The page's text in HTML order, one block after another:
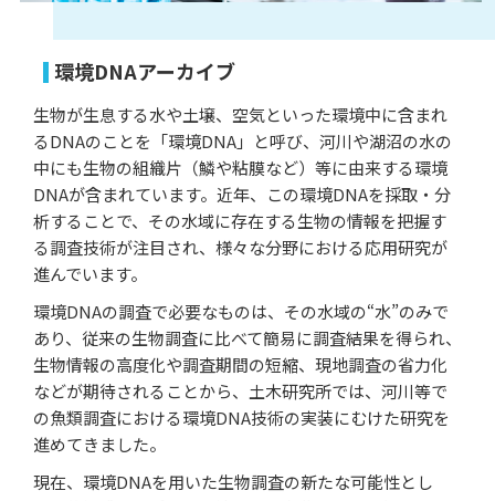
環境DNAアーカイブ
生物が生息する水や土壌、空気といった環境中に含まれ
るDNAのことを「環境DNA」と呼び、河川や湖沼の水の
中にも生物の組織片（鱗や粘膜など）等に由来する環境
DNAが含まれています。近年、この環境DNAを採取・分
析することで、その水域に存在する生物の情報を把握す
る調査技術が注目され、様々な分野における応用研究が
進んでいます。
環境DNAの調査で必要なものは、その水域の“水”のみで
あり、従来の生物調査に比べて簡易に調査結果を得られ、
生物情報の高度化や調査期間の短縮、現地調査の省力化
などが期待されることから、土木研究所では、河川等で
の魚類調査における環境DNA技術の実装にむけた研究を
進めてきました。
現在、環境DNAを用いた生物調査の新たな可能性とし